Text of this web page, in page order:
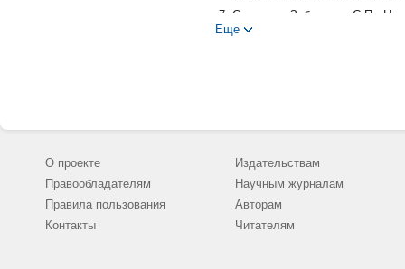
Семенова-Забродина С.П.,
в неорошаемых условиях//
Еще
О проекте
Правообладателям
Правила пользования
Контакты
Издательствам
Научным журналам
Авторам
Читателям